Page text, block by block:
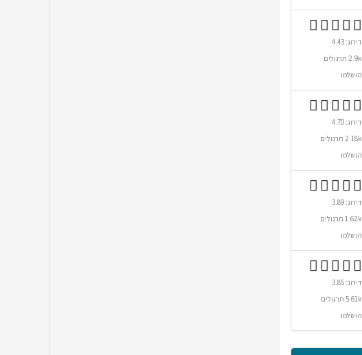
דירוג: 4.43
2.9k תרגולים
הושלמו
דירוג: 4.70
2.18k תרגולים
הושלמו
דירוג: 3.89
1.62k תרגולים
הושלמו
דירוג: 3.85
5.61k תרגולים
הושלמו